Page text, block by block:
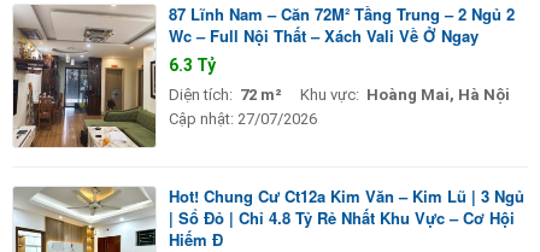
87 Lĩnh Nam – Căn 72M² Tầng Trung – 2 Ngủ 2
Wc – Full Nội Thất – Xách Vali Về Ở Ngay
6.3 Tỷ
Diện tích: 72 m² Khu vực: Hoàng Mai, Hà Nội
Cập nhật: 27/07/2026
Hot! Chung Cư Ct12a Kim Văn – Kim Lũ | 3 Ngủ
| Sổ Đỏ | Chỉ 4.8 Tỷ Rẻ Nhất Khu Vực – Cơ Hội
Hiếm Đ